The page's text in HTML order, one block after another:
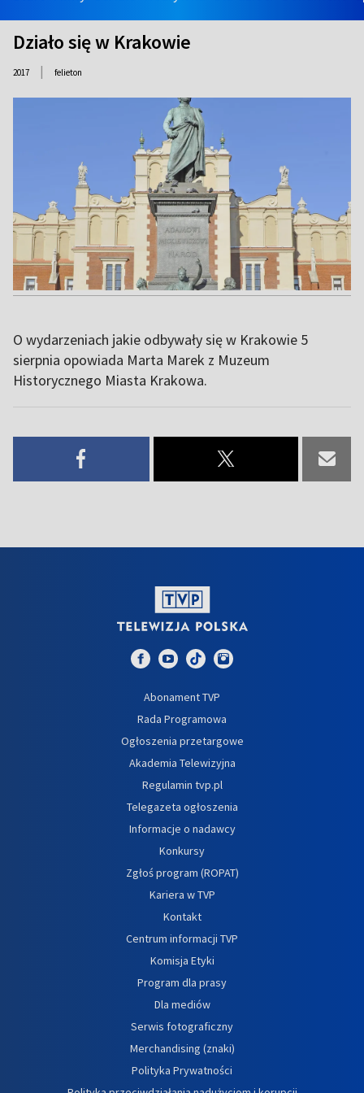
Działo się w Krakowie
2017 | felieton
O wydarzeniach jakie odbywały się w Krakowie 5
sierpnia opowiada Marta Marek z Muzeum
Historycznego Miasta Krakowa.
Abonament TVP
Rada Programowa
Ogłoszenia przetargowe
Akademia Telewizyjna
Regulamin tvp.pl
Telegazeta ogłoszenia
Informacje o nadawcy
Konkursy
Zgłoś program (ROPAT)
Kariera w TVP
Kontakt
Centrum informacji TVP
Komisja Etyki
Program dla prasy
Dla mediów
Serwis fotograficzny
Merchandising (znaki)
Polityka Prywatności